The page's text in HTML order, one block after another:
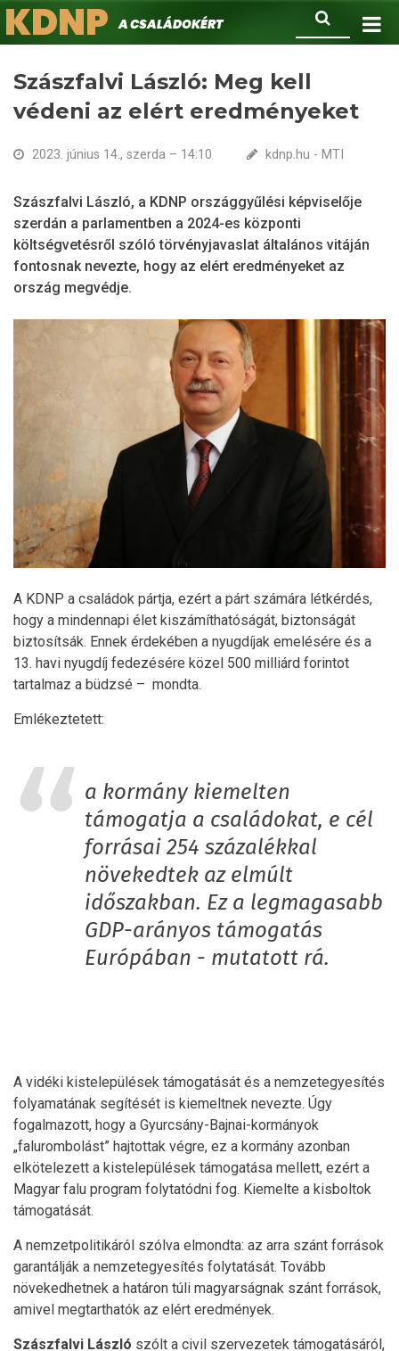
Ugrás
a
Keresés
KDNPA családokért.
Szászfalvi László: Meg kell
védeni az elért eredményeket
2023. június 14., szerda – 14:10 kdnp.hu - MTI
Szászfalvi László, a KDNP országgyűlési képviselője
szerdán a parlamentben a 2024-es központi
költségvetésről szóló törvényjavaslat általános vitáján
fontosnak nevezte, hogy az elért eredményeket az
ország megvédje.
A KDNP a családok pártja, ezért a párt számára létkérdés,
hogy a mindennapi élet kiszámíthatóságát, biztonságát
biztosítsák. Ennek érdekében a nyugdíjak emelésére és a
13. havi nyugdíj fedezésére közel 500 milliárd forintot
tartalmaz a büdzsé – mondta.
Emlékeztetett:
a kormány kiemelten
támogatja a családokat, e cél
forrásai 254 százalékkal
növekedtek az elmúlt
időszakban. Ez a legmagasabb
GDP-arányos támogatás
Európában - mutatott rá.
A vidéki kistelepülések támogatását és a nemzetegyesítés
folyamatának segítését is kiemeltnek nevezte. Úgy
fogalmazott, hogy a Gyurcsány-Bajnai-kormányok
„falurombolást” hajtottak végre, ez a kormány azonban
elkötelezett a kistelepülések támogatása mellett, ezért a
Magyar falu program folytatódni fog. Kiemelte a kisboltok
támogatását.
A nemzetpolitikáról szólva elmondta: az arra szánt források
garantálják a nemzetegyesítés folytatását. Tovább
növekedhetnek a határon túli magyarságnak szánt források,
amivel megtarthatók az elért eredmények.
Szászfalvi László szólt a civil szervezetek támogatásáról,